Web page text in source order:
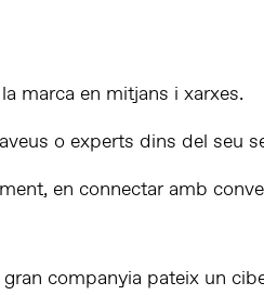
marca en mitjans i xarxes.
o experts dins del seu
, en connectar amb
companyia pateix un